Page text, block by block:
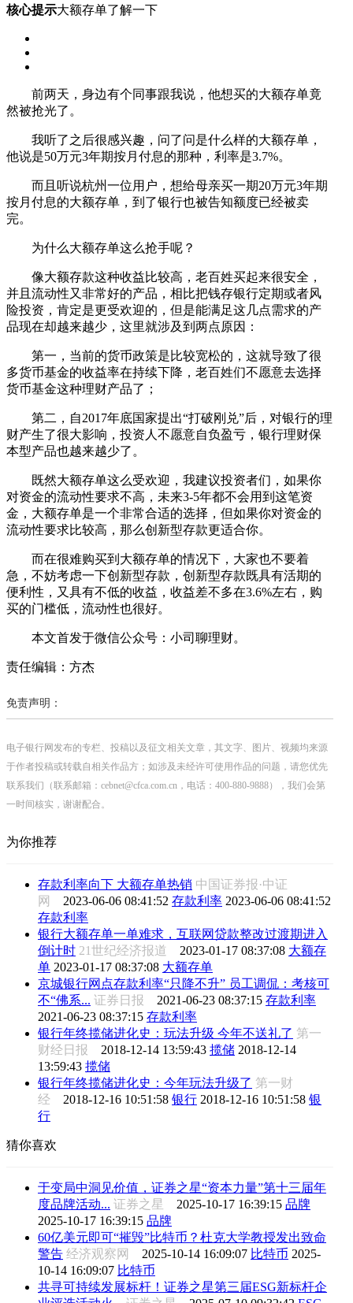
核心提示大额存单了解一下
前两天，身边有个同事跟我说，他想买的大额存单竟
然被抢光了。
我听了之后很感兴趣，问了问是什么样的大额存单，
他说是50万元3年期按月付息的那种，利率是3.7%。
而且听说杭州一位用户，想给母亲买一期20万元3年期
按月付息的大额存单，到了银行也被告知额度已经被卖
完。
为什么大额存单这么抢手呢？
像大额存款这种收益比较高，老百姓买起来很安全，
并且流动性又非常好的产品，相比把钱存银行定期或者风
险投资，肯定是更受欢迎的，但是能满足这几点需求的产
品现在却越来越少，这里就涉及到两点原因：
第一，当前的货币政策是比较宽松的，这就导致了很
多货币基金的收益率在持续下降，老百姓们不愿意去选择
货币基金这种理财产品了；
第二，自2017年底国家提出“打破刚兑”后，对银行的理
财产生了很大影响，投资人不愿意自负盈亏，银行理财保
本型产品也越来越少了。
既然大额存单这么受欢迎，我建议投资者们，如果你
对资金的流动性要求不高，未来3-5年都不会用到这笔资
金，大额存单是一个非常合适的选择，但如果你对资金的
流动性要求比较高，那么创新型存款更适合你。
而在很难购买到大额存单的情况下，大家也不要着
急，不妨考虑一下创新型存款，创新型存款既具有活期的
便利性，又具有不低的收益，收益差不多在3.6%左右，购
买的门槛低，流动性也很好。
本文首发于微信公众号：小司聊理财。
责任编辑：方杰
免责声明：
电子银行网发布的专栏、投稿以及征文相关文章，其文字、图片、视频均来源
于作者投稿或转载自相关作品方；如涉及未经许可使用作品的问题，请您优先
联系我们（联系邮箱：cebnet@cfca.com.cn，电话：400-880-9888），我们会第
一时间核实，谢谢配合。
为你推荐
存款利率向下 大额存单热销 中国证券报·中证
网 2023-06-06 08:41:52 存款利率 2023-06-06 08:41:52
存款利率
银行大额存单一单难求，互联网贷款整改过渡期进入
倒计时 21世纪经济报道 2023-01-17 08:37:08 大额存
单 2023-01-17 08:37:08 大额存单
京城银行网点存款利率“只降不升” 员工调侃：考核可
不“佛系... 证券日报 2021-06-23 08:37:15 存款利率
2021-06-23 08:37:15 存款利率
银行年终揽储进化史：玩法升级 今年不送礼了 第一
财经日报 2018-12-14 13:59:43 揽储 2018-12-14
13:59:43 揽储
银行年终揽储进化史：今年玩法升级了 第一财
经 2018-12-16 10:51:58 银行 2018-12-16 10:51:58 银
行
猜你喜欢
于变局中洞见价值，证券之星“资本力量”第十三届年
度品牌活动... 证券之星 2025-10-17 16:39:15 品牌
2025-10-17 16:39:15 品牌
60亿美元即可“摧毁”比特币？杜克大学教授发出致命
警告 经济观察网 2025-10-14 16:09:07 比特币 2025-
10-14 16:09:07 比特币
共寻可持续发展标杆！证券之星第三届ESG新标杆企